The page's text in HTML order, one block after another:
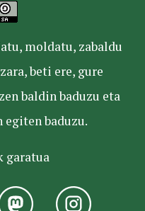
moldatu, zabaldu
beti ere, gure
baldin baduzu eta
baduzu.
garatua